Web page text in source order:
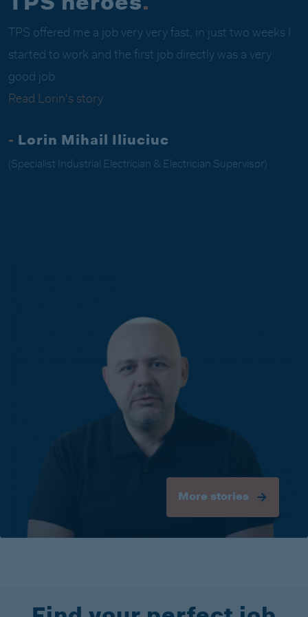
TPS offered me a job very very fast, in just two weeks I
started to work and the first job directly was a very
good job.
Read Lorin's story
- Lorin Mihail Iliuciuc
(Specialist Industrial Electrician & Electrician Supervisor)
More stories